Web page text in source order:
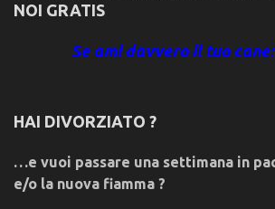
NOI GRATIS
Se ami davvero il tuo
HAI DIVORZIATO ?
…e vuoi passare una settimana in
e/o la nuova fiamma ?